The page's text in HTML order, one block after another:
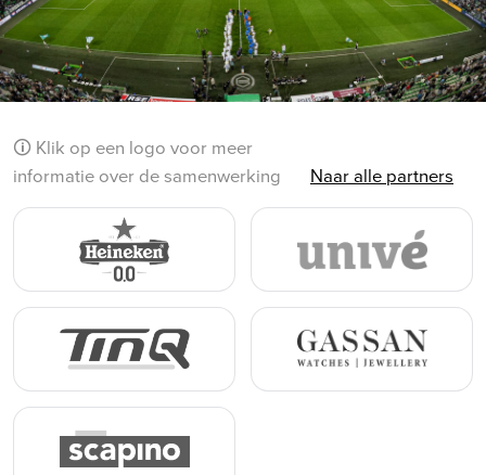
🛈 Klik op een logo voor meer
informatie over de samenwerking
Naar alle partners